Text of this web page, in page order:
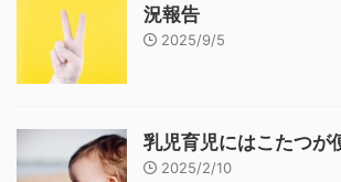
況報告
2025/9/5
乳児育児にはこたつが
2025/2/10